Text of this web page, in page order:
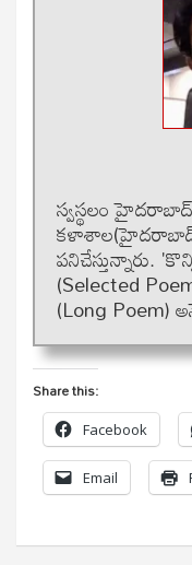
స్వస్థలం
ప‌నిచేస్తున్నారు.
(Selected
(Long Poem)
Share this:
Facebook
Email